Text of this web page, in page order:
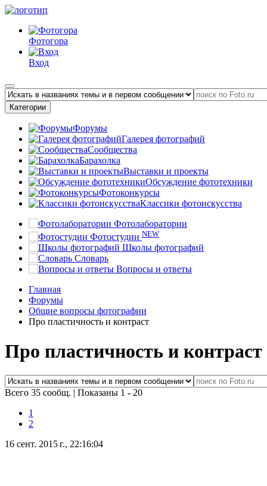
Фотогора
Вход
Категории
Форумы
Галерея фотографий
Сообщества
Барахолка
Выставки и проекты
Обсуждение фототехники
Фотоконкурсы
Классики фотоискусства
Фотолаборатории
Фотостудии NEW
Школы фотографий
Словарь
Вопросы и ответы
Главная
Форумы
Общие вопросы фотографии
Про пластичность и контраст
Про пластичность и контраст
Всего 35 сообщ. | Показаны 1 - 20
1
2
16 сент. 2015 г., 22:16:04